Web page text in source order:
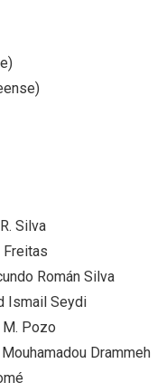
Silva
Freitas
Román Silva
Ismail Seydi
M. Pozo
Mouhamadou Drammeh